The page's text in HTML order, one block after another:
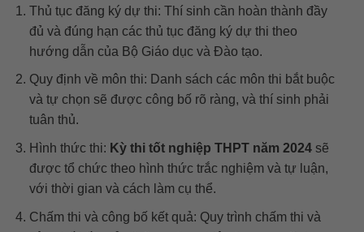
Thủ tục đăng ký dự thi: Thí sinh cần hoàn thành đầy
đủ và đúng hạn các thủ tục đăng ký dự thi theo
hướng dẫn của Bộ Giáo dục và Đào tạo.
Quy định về môn thi: Danh sách các môn thi bắt buộc
và tự chọn sẽ được công bố rõ ràng, và thí sinh phải
tuân thủ.
Hình thức thi: Kỳ thi tốt nghiệp THPT năm 2024sẽ
được tổ chức theo hình thức trắc nghiệm và tự luận,
với thời gian và cách làm cụ thể.
Chấm thi và công bố kết quả: Quy trình chấm thi và